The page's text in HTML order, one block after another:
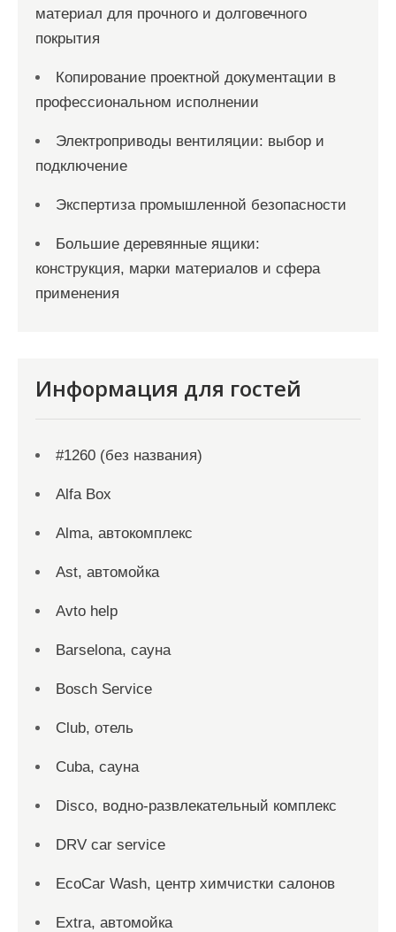
материал для прочного и долговечного
покрытия
Копирование проектной документации в
профессиональном исполнении
Электроприводы вентиляции: выбор и
подключение
Экспертиза промышленной безопасности
Большие деревянные ящики:
конструкция, марки материалов и сфера
применения
Информация для гостей
#1260 (без названия)
Alfa Box
Alma, автокомплекс
Ast, автомойка
Avto help
Barselona, сауна
Bosch Service
Club, отель
Cuba, сауна
Disco, водно-развлекательный комплекс
DRV car service
EcoCar Wash, центр химчистки салонов
Extra, автомойка